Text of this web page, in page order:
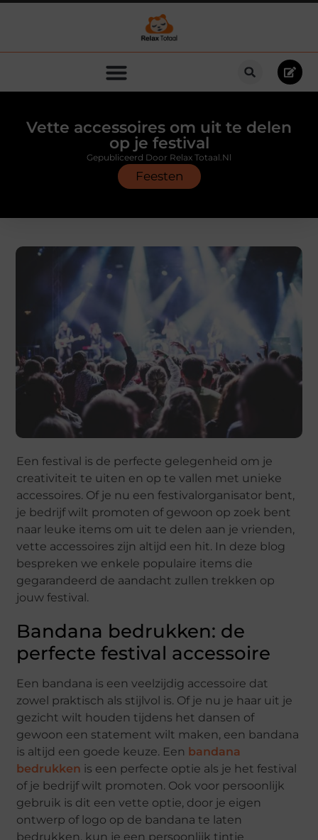
Vette accessoires om uit te delen
op je festival
Feesten
Gepubliceerd Door Relax Totaal.nl
Een festival is de perfecte gelegenheid om je
creativiteit te uiten en op te vallen met unieke
accessoires. Of je nu een festivalorganisator bent,
je bedrijf wilt promoten of gewoon op zoek bent
naar leuke items om uit te delen aan je vrienden,
vette accessoires zijn altijd een hit. In deze blog
bespreken we enkele populaire items die
gegarandeerd de aandacht zullen trekken op
jouw festival.
Bandana bedrukken: de
perfecte festival accessoire
Een bandana is een veelzijdig accessoire dat
zowel praktisch als stijlvol is. Of je nu je haar uit je
gezicht wilt houden tijdens het dansen of
gewoon een statement wilt maken, een bandana
is altijd een goede keuze. Een bandana
bedrukken is een perfecte optie als je het festival
of je bedrijf wilt promoten. Ook voor persoonlijk
gebruik is dit een vette optie, door je eigen
ontwerp of logo op de bandana te laten
bedrukken, kun je een persoonlijk tintje